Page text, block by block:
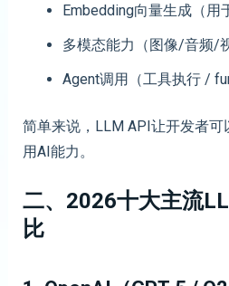
Embedding向量生成（用
多模态能力（图像/音频/
Agent调用（工具执行 /
简单来说，LLM API让开发者可
用AI能力。
二、 2026十大主流
比